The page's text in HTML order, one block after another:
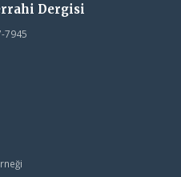
Dergisi
7945